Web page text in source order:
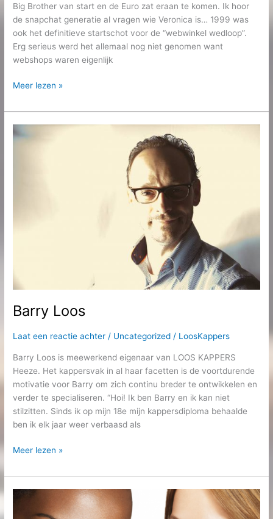
Big Brother van start en de Euro zat eraan te komen. Ik hoor
de snapchat generatie al vragen wie Veronica is… 1999 was
ook het definitieve startschot voor de “webwinkel wedloop”.
Erg serieus werd het allemaal nog niet genomen want
webshops waren eigenlijk
Meer lezen »
Barry Loos
Laat een reactie achter / Uncategorized / LoosKappers
Barry Loos is meewerkend eigenaar van LOOS KAPPERS
Heeze. Het kappersvak in al haar facetten is de voortdurende
motivatie voor Barry om zich continu breder te ontwikkelen en
verder te specialiseren. “Hoi! Ik ben Barry en ik kan niet
stilzitten. Sinds ik op mijn 18e mijn kappersdiploma behaalde
ben ik elk jaar weer verbaasd als
Barry
Meer lezen »
Kleurtype